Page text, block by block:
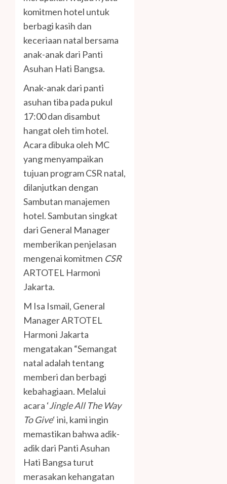
komitmen hotel untuk
berbagi kasih dan
keceriaan natal bersama
anak-anak dari Panti
Asuhan Hati Bangsa.
Anak-anak dari panti
asuhan tiba pada pukul
17:00 dan disambut
hangat oleh tim hotel.
Acara dibuka oleh MC
yang menyampaikan
tujuan program CSR natal,
dilanjutkan dengan
Sambutan manajemen
hotel. Sambutan singkat
dari General Manager
memberikan penjelasan
mengenai komitmen CSR
ARTOTEL Harmoni
Jakarta.
M Isa Ismail, General
Manager ARTOTEL
Harmoni Jakarta
mengatakan “Semangat
natal adalah tentang
memberi dan berbagi
kebahagiaan. Melalui
acara ‘Jingle All The Way
To Give‘ ini, kami ingin
memastikan bahwa adik-
adik dari Panti Asuhan
Hati Bangsa turut
merasakan kehangatan